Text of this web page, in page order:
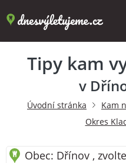
Tipy kam
v
Úvodní stránka Kam
Okres
Obec: Dřínov ,